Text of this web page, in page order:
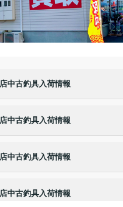
中古釣具入荷情報
中古釣具入荷情報
中古釣具入荷情報
中古釣具入荷情報